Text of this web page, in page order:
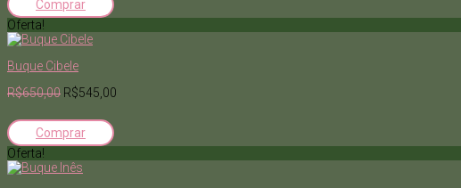
Comprar
Oferta!
Buque Cibele
R$650,00 R$545,00
Comprar
Oferta!